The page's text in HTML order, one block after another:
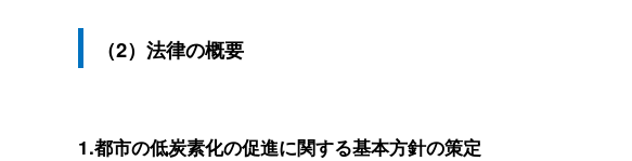
（2）法律の概要
1.都市の低炭素化の促進に関する基本方針の策定